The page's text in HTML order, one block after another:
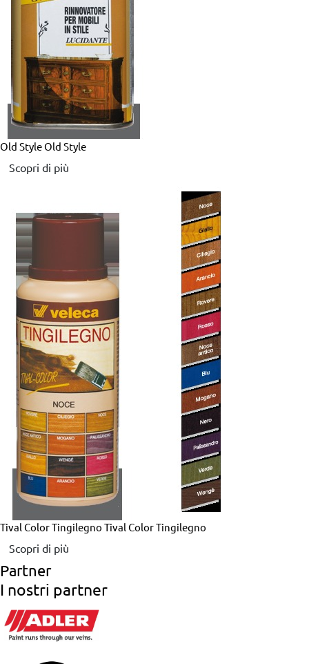
Old StyleOld Style
Scopri di più
Tival Color Tingilegno Tival Color Tingilegno
Scopri di più
Partner
I nostri partner